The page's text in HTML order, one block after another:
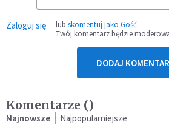
Zaloguj się lub skomentuj jako Gość
Twój komentarz będzie
DODAJ
Komentarze ()
Najnowsze Najpopularniejsze